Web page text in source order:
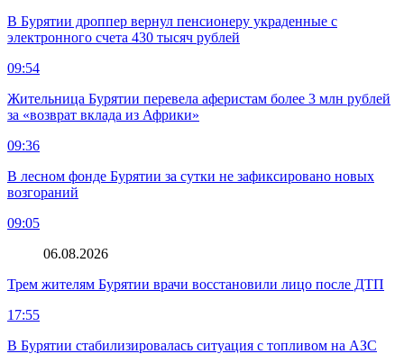
В Бурятии дроппер вернул пенсионеру украденные с
электронного счета 430 тысяч рублей
09:54
Жительница Бурятии перевела аферистам более 3 млн рублей
за «возврат вклада из Африки»
09:36
В лесном фонде Бурятии за сутки не зафиксировано новых
возгораний
09:05
06.08.2026
Трем жителям Бурятии врачи восстановили лицо после ДТП
17:55
В Бурятии стабилизировалась ситуация с топливом на АЗС